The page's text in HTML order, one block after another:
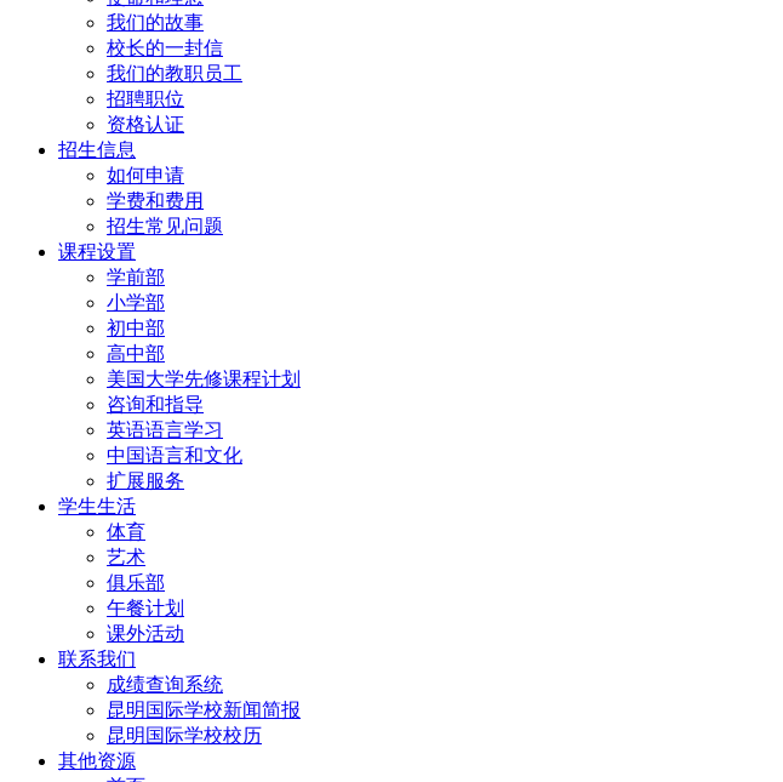
我们的故事
校长的一封信
我们的教职员工
招聘职位
资格认证
招生信息
如何申请
学费和费用
招生常见问题
课程设置
学前部
小学部
初中部
高中部
美国大学先修课程计划
咨询和指导
英语语言学习
中国语言和文化
扩展服务
学生生活
体育
艺术
俱乐部
午餐计划
课外活动
联系我们
成绩查询系统
昆明国际学校新闻简报
昆明国际学校校历
其他资源